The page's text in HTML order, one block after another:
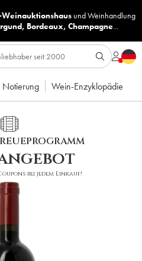
undWeinhandlung
, Bordeaux, Champagne...
Notierung Wein-Enzyklopädie
bei jedem Einkauf!